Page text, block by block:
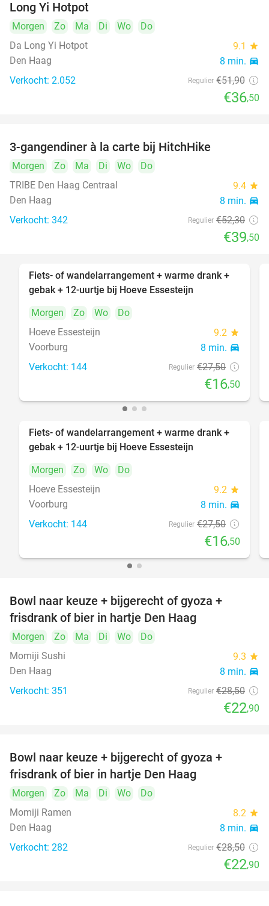
Long Yi Hotpot
Morgen Zo Ma Di Wo
Do
Da Long Yi Hotpot
9.1 star
Den Haag 8 min. directions_car
Verkocht: 2.052 Regulier €51,90
€36,50
3-gangendiner à la carte bij HitchHike
Morgen Zo Ma Di Wo
Do
TRIBE Den Haag Centraal
9.4 star
Den Haag 8 min. directions_car
Verkocht: 342 Regulier €52,30
€39,50
40%
Fiets- of wandelarrangement + warme drank +
gebak + 12-uurtje bij Hoeve Essesteijn
Morgen
Zo Wo
Do
Hoeve Essesteijn
9.2 star
Voorburg 8 min. directions_car
Verkocht: 144 Regulier €27,50
€16,50
40%
Fiets- of wandelarrangement + warme drank +
gebak + 12-uurtje bij Hoeve Essesteijn
Morgen
Zo Wo
Do
Hoeve Essesteijn
9.2 star
Voorburg 8 min. directions_car
Verkocht: 144 Regulier €27,50
€16,50
Bowl naar keuze + bijgerecht of gyoza +
frisdrank of bier in hartje Den Haag
Morgen Zo Ma Di Wo
Do
Momiji Sushi
9.3 star
Den Haag 8 min. directions_car
Verkocht: 351 Regulier €28,50
€22,90
Bowl naar keuze + bijgerecht of gyoza +
frisdrank of bier in hartje Den Haag
Morgen Zo Ma Di Wo
Do
Momiji Ramen
8.2 star
Den Haag 8 min. directions_car
Verkocht: 282 Regulier €28,50
€22,90